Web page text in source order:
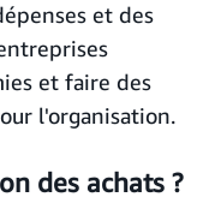
et des
et faire des
l'organisation.
des achats ?